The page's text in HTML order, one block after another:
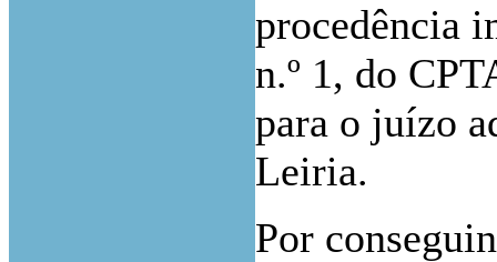
procedência
n.º 1, do
para o juízo
Leiria.
Por